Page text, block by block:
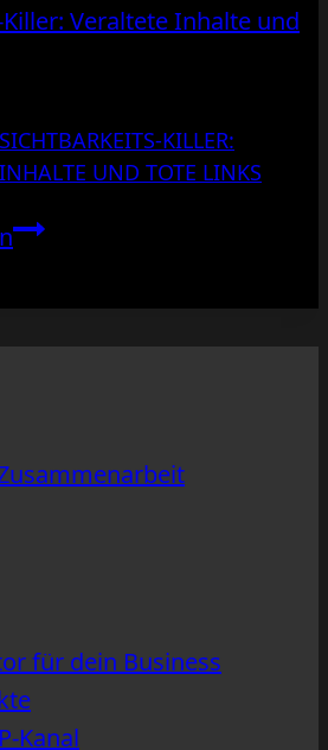
KILLER:
UND TOTE LINKS
Der
Sichtbarkeits-
Killer:
tote
für dein Business
Kanal